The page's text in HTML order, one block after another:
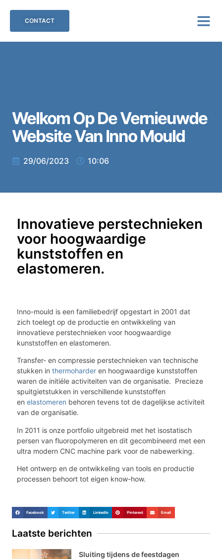
CONTACT
Welkom Op De Vernieuwde
Website Van Inno Mould
29/06/2023 10:06
Laatste berichten
Sluiting tijdens de feestdagen
Innovatieve perstechnieken
voor hoogwaardige
kunststoffen en
elastomeren.
Inno-mould is een familiebedrijf opgestart in 2001 dat
zich toelegt op de productie en ontwikkeling van
innovatieve perstechnieken voor hoogwaardige
kunststoffen en elastomeren.
Transfer- en compressie perstechnieken van technische
stukken in thermoharder en hoogwaardige kunststoffen
waren de initiële activiteiten van de organisatie. Precieze
spuitgietstukken in verschillende kunststoffen
en elastomeren behoren tevens tot de dagelijkse activiteit
van de organisatie.
In 2011 is onze portfolio uitgebreid met het isostatisch
persen van fluoropolymeren en dit gecombineerd met een
ultra modern CNC machine park voor de nabewerking.
Het ontwerp en de ontwikkeling van tools en productie
processen behoort tot eigen know-how.
Facebook Twitter LinkedIn Pinterest Email